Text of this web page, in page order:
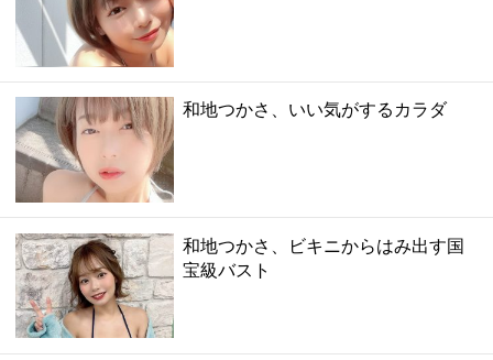
和地つかさ、いい気がするカラダ
和地つかさ、ビキニからはみ出す国
宝級バスト